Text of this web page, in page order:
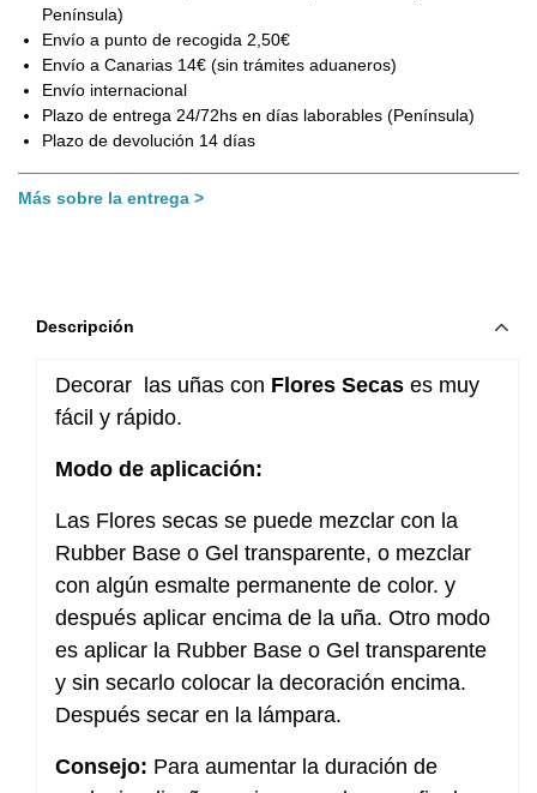
Península)
Envío a punto de recogida 2,50€
Envío a Canarias 14€ (sin trámites aduaneros)
Envío internacional
Plazo de entrega 24/72hs en días laborables (Península)
Plazo de devolución 14 días
Más sobre la entrega
Descripción
Decorar las uñas con Flores Secas es muy
fácil y rápido.
Modo de aplicación:
Las Flores secas se puede mezclar con la
Rubber Base o Gel transparente, o mezclar
con algún esmalte permanente de color. y
después aplicar encima de la uña. Otro modo
es aplicar la Rubber Base o Gel transparente
y sin secarlo colocar la decoración encima.
Después secar en la lámpara.
Consejo: Para aumentar la duración de